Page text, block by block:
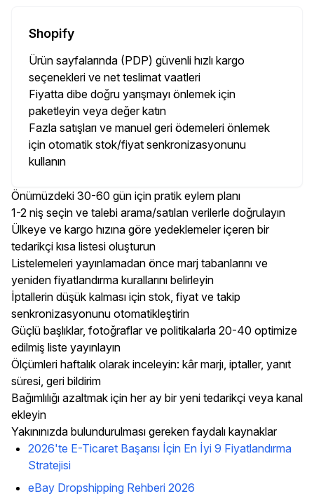
Shopify
Ürün sayfalarında (PDP) güvenli hızlı kargo
seçenekleri ve net teslimat vaatleri
Fiyatta dibe doğru yarışmayı önlemek için
paketleyin veya değer katın
Fazla satışları ve manuel geri ödemeleri önlemek
için otomatik stok/fiyat senkronizasyonunu
kullanın
Önümüzdeki 30-60 gün için pratik eylem planı
1-2 niş seçin ve talebi arama/satılan verilerle doğrulayın
Ülkeye ve kargo hızına göre yedeklemeler içeren bir
tedarikçi kısa listesi oluşturun
Listelemeleri yayınlamadan önce marj tabanlarını ve
yeniden fiyatlandırma kurallarını belirleyin
İptallerin düşük kalması için stok, fiyat ve takip
senkronizasyonunu otomatikleştirin
Güçlü başlıklar, fotoğraflar ve politikalarla 20-40 optimize
edilmiş liste yayınlayın
Ölçümleri haftalık olarak inceleyin: kâr marjı, iptaller, yanıt
süresi, geri bildirim
Bağımlılığı azaltmak için her ay bir yeni tedarikçi veya kanal
ekleyin
Yakınınızda bulundurulması gereken faydalı kaynaklar
2026'te E-Ticaret Başarısı İçin En İyi 9 Fiyatlandırma
Stratejisi
eBay Dropshipping Rehberi 2026